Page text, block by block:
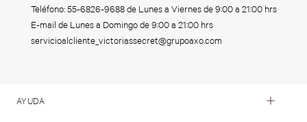
Teléfono:55-6826-9688de Lunes a Viernes de 9:00 a 21:00 hrs
E-mail de Lunes a Domingo de 9:00 a 21:00 hrs
servicioalcliente_victoriassecret@grupoaxo.com
AYUDA